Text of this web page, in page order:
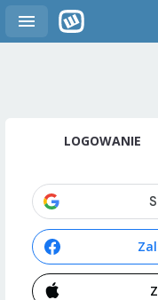
LOGOWANIE